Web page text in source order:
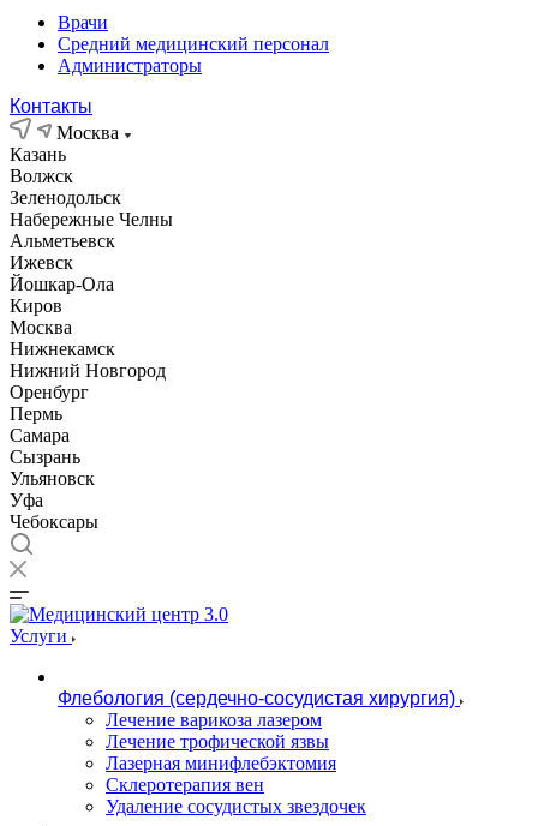
Врачи
Средний медицинский персонал
Администраторы
Контакты
Москва
Казань
Волжск
Зеленодольск
Набережные Челны
Альметьевск
Ижевск
Йошкар-Ола
Киров
Москва
Нижнекамск
Нижний Новгород
Оренбург
Пермь
Самара
Сызрань
Ульяновск
Уфа
Чебоксары
Услуги
Флебология (сердечно-сосудистая хирургия)
Лечение варикоза лазером
Лечение трофической язвы
Лазерная минифлебэктомия
Cклеротерапия вен
Удаление сосудистых звездочек